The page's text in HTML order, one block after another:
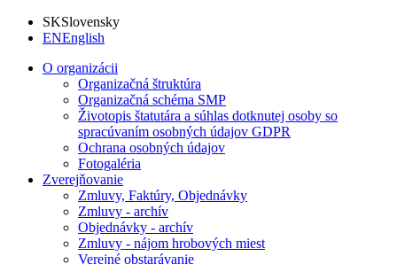
SKSlovensky
ENEnglish
O organizácii
Organizačná štruktúra
Organizačná schéma SMP
Životopis štatutára a súhlas dotknutej osoby so
spracúvaním osobných údajov GDPR
Ochrana osobných údajov
Fotogaléria
Zverejňovanie
Zmluvy, Faktúry, Objednávky
Zmluvy - archív
Objednávky - archív
Zmluvy - nájom hrobových miest
Verejné obstarávanie